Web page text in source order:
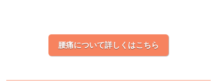
腰痛について詳しくはこちら